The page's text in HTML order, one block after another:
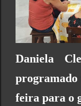
Daniela
feira para o